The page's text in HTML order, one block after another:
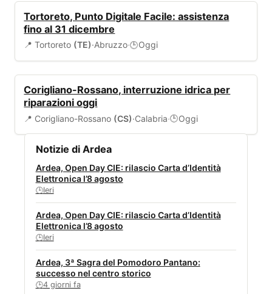
Tortoreto, Punto Digitale Facile: assistenza
fino al 31 dicembre
📍 Tortoreto (TE)·Abruzzo·🕒Oggi
Corigliano-Rossano, interruzione idrica per
riparazioni oggi
📍 Corigliano-Rossano (CS)·Calabria·🕒Oggi
Notizie di Ardea
Ardea, Open Day CIE: rilascio Carta d’Identità
Elettronica l’8 agosto
🕒Ieri
Ardea, Open Day CIE: rilascio Carta d’Identità
Elettronica l’8 agosto
🕒Ieri
Ardea, 3ª Sagra del Pomodoro Pantano:
successo nel centro storico
🕒4 giorni fa